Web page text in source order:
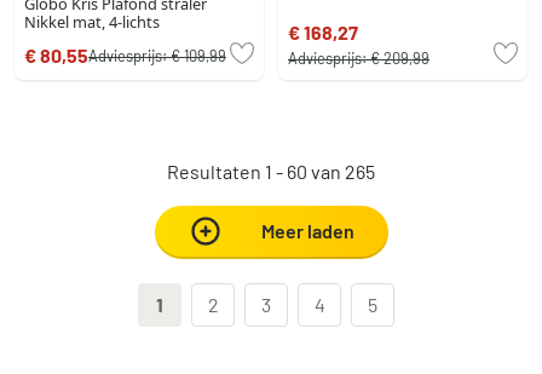
Nikkel mat, 4-lichts
€ 80,55Adviesprijs:€ 109,99
€ 168,27
Adviesprijs:€ 209,99
Resultaten 1 - 60 van 265
Meer laden
1 2 3 4 5